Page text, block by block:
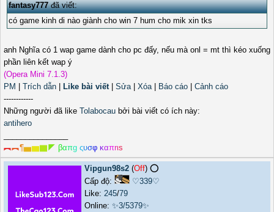
fantasy777đã viết:
có game kinh di nào giành cho win 7 hum cho mik xin tks
anh Nghĩa có 1 wap game dành cho pc đấy, nếu mà onl = mt thì kéo xuống
phần liên kết wap ý
(Opera Mini 7.1.3)
PM
Trích dẫn Like bài viết| Sửa| Xóa| Báo cáo
Cảnh cáo
------------
Những người đã like Tolabocau bởi bài viết có ích này:
antihero
︻︻¶▅▆▇◤ βαπg ςυσφ καπrιs
Vipgun98s2 (Off) ⭕️
Cấp độ:
♡339♡
Like: 245/79
Online: ✨3/5379✨